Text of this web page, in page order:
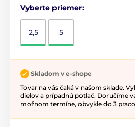
Vyberte priemer:
2,5 5
Skladom v e-shope
Tovar na vás čaká v našom sklade.
dielov a prípadnú potlač. Doručíme
možnom termíne, obvykle do 3